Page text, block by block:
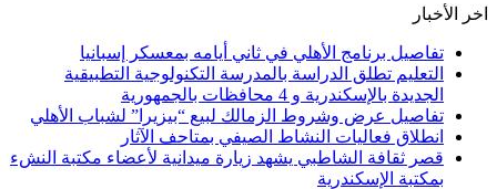
اخر الأخبار
تفاصيل برنامج الأهلي في ثاني أيامه بمعسكر إسبانيا
التعليم تطلق الدراسة بالمدرسة التكنولوجية التطبيقية
الجديدة بالإسكندرية و 4 محافظات بالجمهورية
تفاصيل عرض وشروط الزمالك لبيع “بيزيرا” لشباب الأهلي
انطلاق فعاليات النشاط الصيفي بمتاحف الآثار
قصر ثقافة الشاطبي يشهد زيارة ميدانية لأعضاء مكتبة النشء
بمكتبة الإسكندرية